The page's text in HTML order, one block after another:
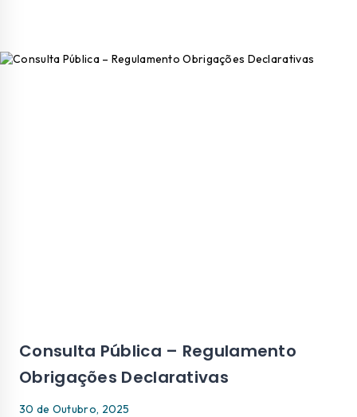
Consulta Pública – Regulamento
Obrigações Declarativas
30 de Outubro, 2025